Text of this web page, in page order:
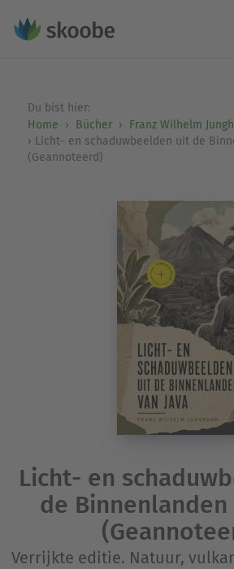
Du bist hier:
Home
Bücher
Franz Wilhelm
Licht- en schaduwbeelden uit de
(Geannoteerd)
Licht- en
de Binnenlanden
Verrijkte editie. Natuur,